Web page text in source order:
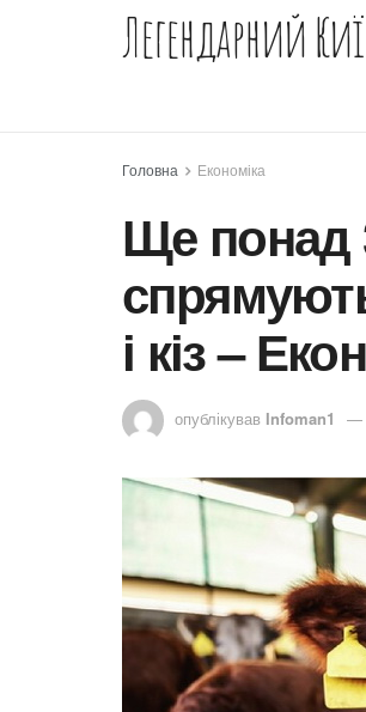
Легендарний
Головна Економіка
Ще понад
і кіз –
опублікував Infoman1